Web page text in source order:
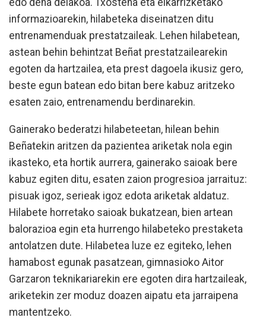
edo dena delakoa. Txostena eta elkarrizketako
informazioarekin, hilabeteka diseinatzen ditu
entrenamenduak prestatzaileak. Lehen hilabetean,
astean behin behintzat Beñat prestatzailearekin
egoten da hartzailea, eta prest dagoela ikusiz gero,
beste egun batean edo bitan bere kabuz aritzeko
esaten zaio, entrenamendu berdinarekin.
Gainerako bederatzi hilabeteetan, hilean behin
Beñatekin aritzen da pazientea ariketak nola egin
ikasteko, eta hortik aurrera, gainerako saioak bere
kabuz egiten ditu, esaten zaion progresioa jarraituz:
pisuak igoz, serieak igoz edota ariketak aldatuz.
Hilabete horretako saioak bukatzean, bien artean
balorazioa egin eta hurrengo hilabeteko prestaketa
antolatzen dute. Hilabetea luze ez egiteko, lehen
hamabost egunak pasatzean, gimnasioko Aitor
Garzaron teknikariarekin ere egoten dira hartzaileak,
ariketekin zer moduz doazen aipatu eta jarraipena
mantentzeko.